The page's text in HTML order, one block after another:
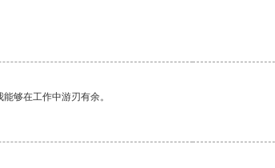
够在工作中游刃有余。